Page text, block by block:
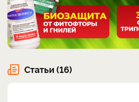
Статьи (16)